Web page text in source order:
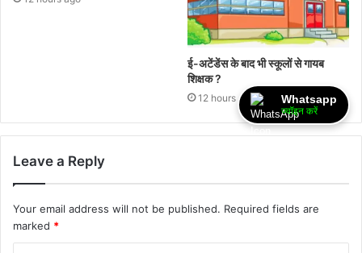
ई-अटेंडेंस के बाद भी स्कूलों से गायब
शिक्षक ?
12 hours ago
Leave a Reply
Your email address will not be published. Required fields are
marked *
Whatsapp
ज्वॉइन करें